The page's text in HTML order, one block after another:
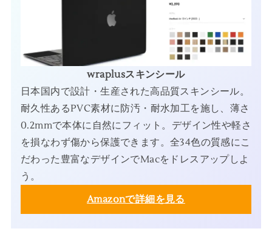
wraplusスキンシール
日本国内で設計・生産された高品質スキンシール。
耐久性あるPVC素材に防汚・耐水加工を施し、薄さ
0.2mmで本体に自然にフィット。デザイン性や軽さ
を損なわず傷から保護できます。全34色の質感にこ
だわった豊富なデザインでMacをドレスアップしよ
う。
Amazonで詳細を見る